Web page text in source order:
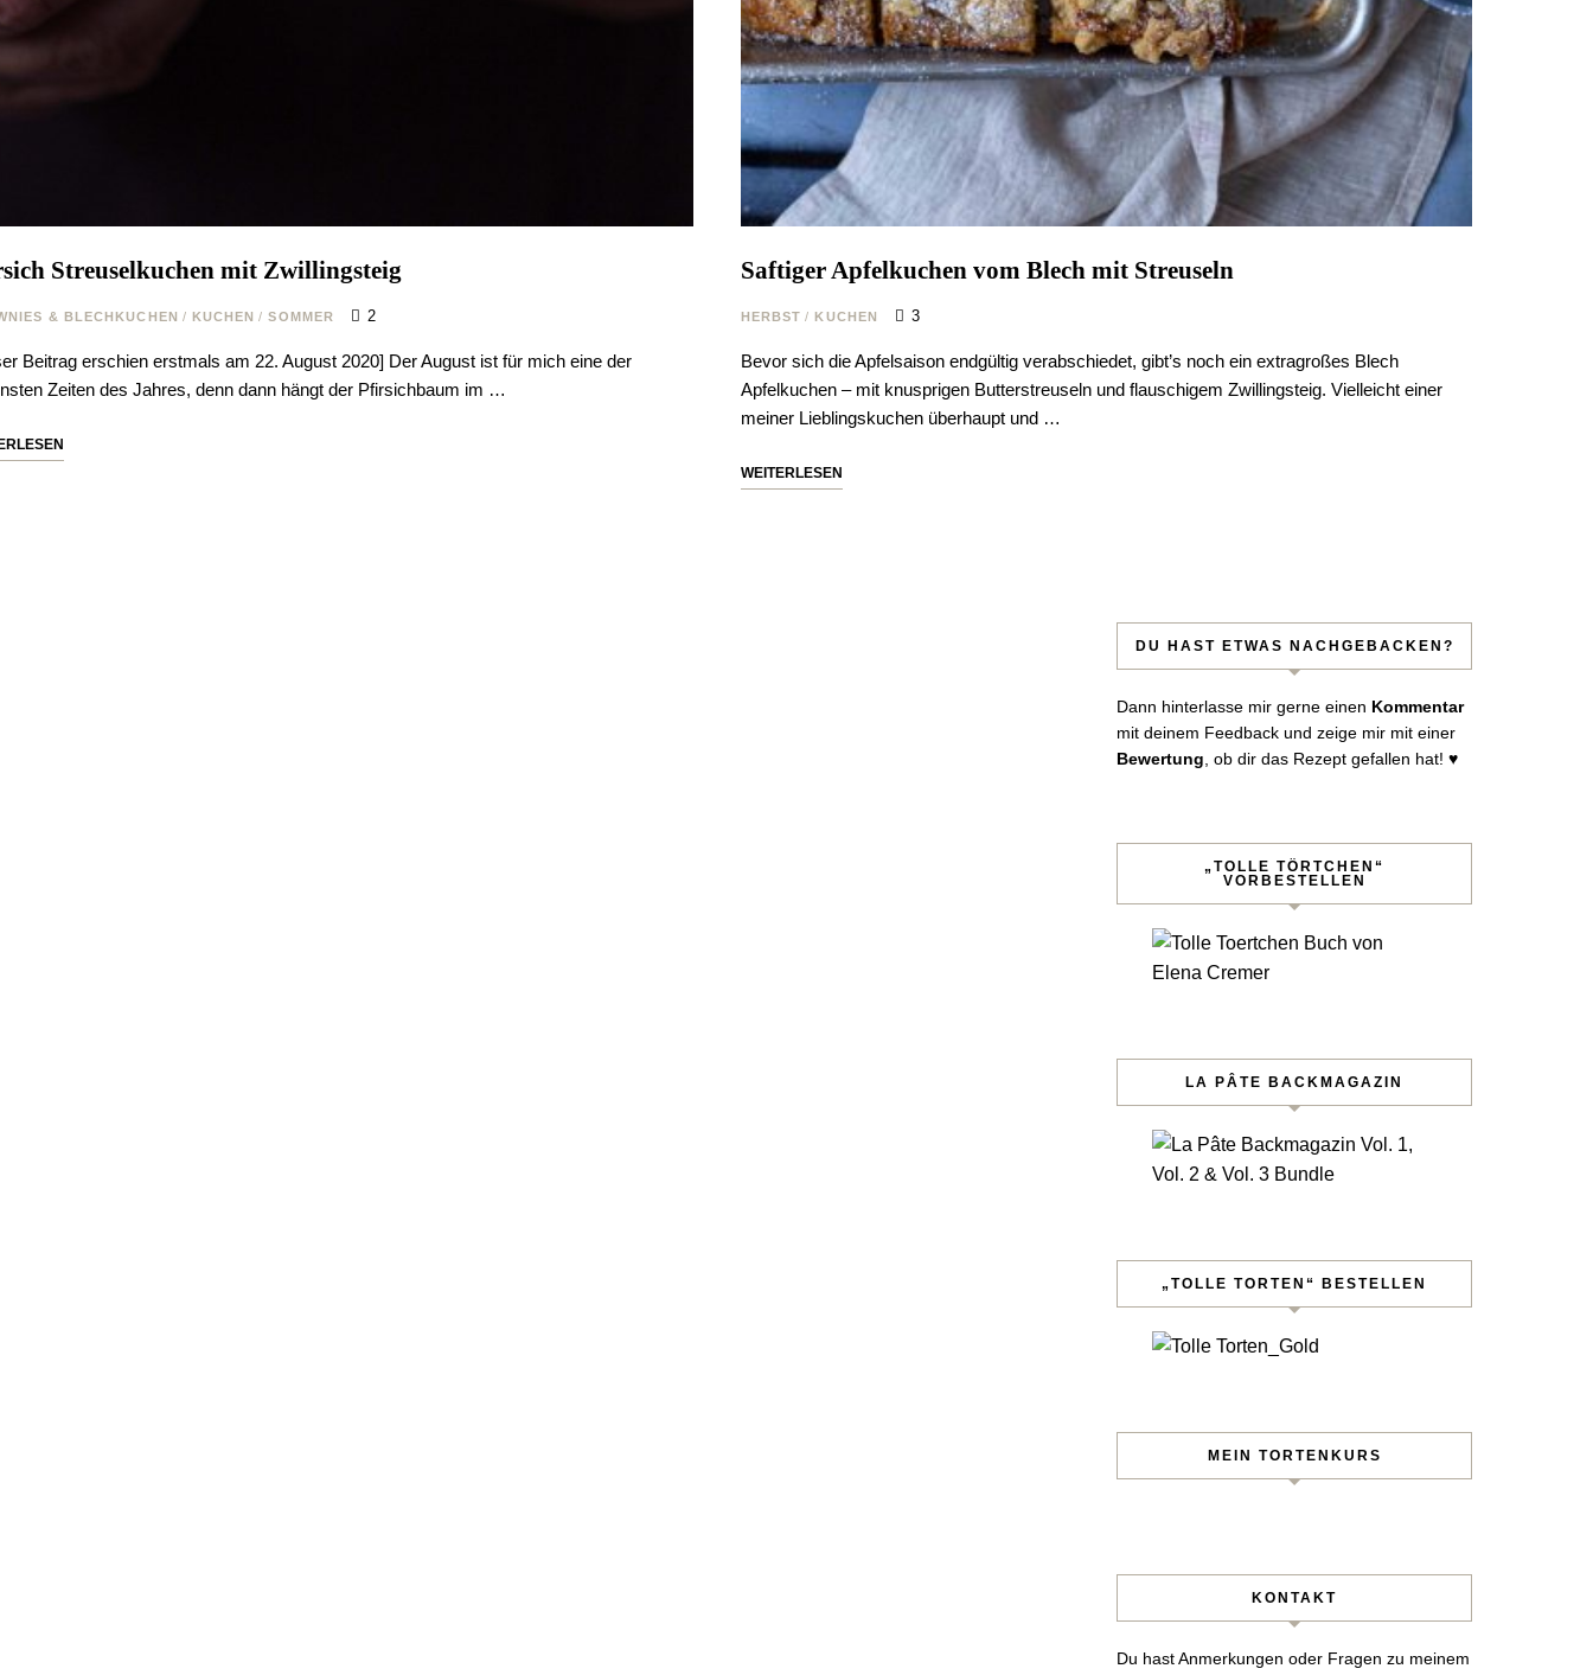
Streuselkuchen mit Zwillingsteig
& BLECHKUCHEN / KUCHEN / SOMMER 2
Beitrag erschien erstmals am 22. August 2020] Der August ist für mich eine der
Zeiten des Jahres, denn dann hängt der Pfirsichbaum im …
Saftiger Apfelkuchen vom Blech mit Streuseln
HERBST / KUCHEN 3
Bevor sich die Apfelsaison endgültig verabschiedet, gibt’s noch ein extragroßes Blech
Apfelkuchen – mit knusprigen Butterstreuseln und flauschigem Zwillingsteig. Vielleicht einer
meiner Lieblingskuchen überhaupt und …
WEITERLESEN
DU HAST ETWAS NACHGEBACKEN?
Dann hinterlasse mir gerne einen Kommentar
mit deinem Feedback und zeige mir mit einer
Bewertung , ob dir das Rezept gefallen hat! ♥︎
„TOLLE TÖRTCHEN“
VORBESTELLEN
LA PÂTE BACKMAGAZIN
„TOLLE TORTEN“ BESTELLEN
MEIN TORTENKURS
KONTAKT
Du hast Anmerkungen oder Fragen zu meinem